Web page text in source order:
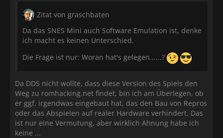
Zitat von graschbaten
Da das SNES Mini auch Software Emulation ist, denke
ich macht es keinen Unterschied.
Die Frage ist nur: Woran hat's gelegen......?
Da DDS nicht wollte, dass diese Version des Spiels den
Weg zu romhacking.net findet, bin ich am Überlegen, ob
er ggf. irgendwas eingebaut hat, das den Bau von Repros
oder das Abspielen auf realer Hardware verhindert. Das
ist nur eine Vermutung, aber wirklich Ahnung habe ich
keine ...